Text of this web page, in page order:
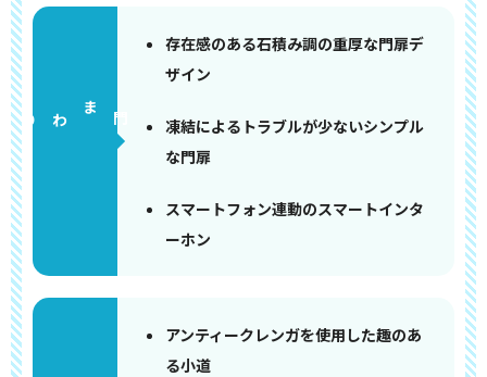
門まわり
存在感のある石積み調の重厚な門扉デ
ザイン
凍結によるトラブルが少ないシンプル
な門扉
スマートフォン連動のスマートインタ
ーホン
アンティークレンガを使用した趣のあ
る小道